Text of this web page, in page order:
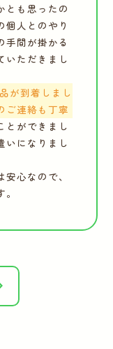
とも思ったの
個人とのやり
手間が掛かる
いただきまし
が到着しまし
ご連絡も丁寧
とができまし
いになりまし
心なので、